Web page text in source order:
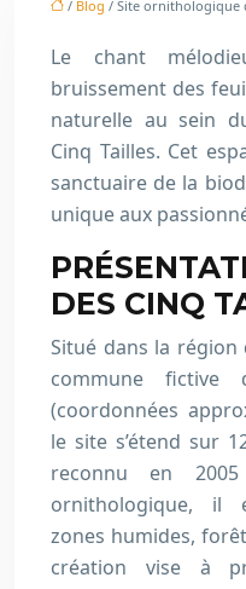
/ Blog / Site ornithologique
Le chant
bruissement des
naturelle au sein
Cinq Tailles. Cet
sanctuaire de la
unique aux
DES CINQ
Situé dans la région
commune fictive
(coordonnées
le site s’étend sur
reconnu en
ornithologique, il
zones humides,
création vise à